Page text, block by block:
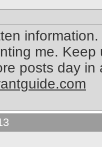
me.
posts day in